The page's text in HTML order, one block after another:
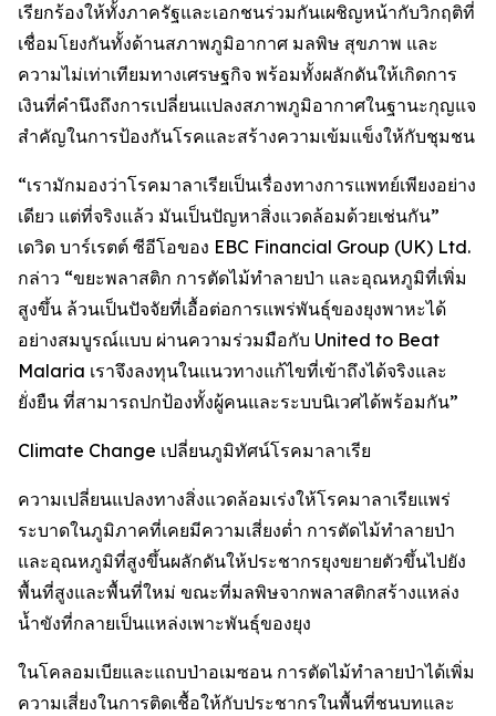
เรียกร้องให้ทั้งภาครัฐและเอกชนร่วมกันเผชิญหน้ากับวิกฤติที่
เชื่อมโยงกันทั้งด้านสภาพภูมิอากาศ มลพิษ สุขภาพ และ
ความไม่เท่าเทียมทางเศรษฐกิจ พร้อมทั้งผลักดันให้เกิดการ
เงินที่คำนึงถึงการเปลี่ยนแปลงสภาพภูมิอากาศในฐานะกุญแจ
สำคัญในการป้องกันโรคและสร้างความเข้มแข็งให้กับชุมชน
“เรามักมองว่าโรคมาลาเรียเป็นเรื่องทางการแพทย์เพียงอย่าง
เดียว แต่ที่จริงแล้ว มันเป็นปัญหาสิ่งแวดล้อมด้วยเช่นกัน”
เดวิด บาร์เรตต์ ซีอีโอของ EBC Financial Group (UK) Ltd.
กล่าว “ขยะพลาสติก การตัดไม้ทำลายป่า และอุณหภูมิที่เพิ่ม
สูงขึ้น ล้วนเป็นปัจจัยที่เอื้อต่อการแพร่พันธุ์ของยุงพาหะได้
อย่างสมบูรณ์แบบ ผ่านความร่วมมือกับ United to Beat
Malaria เราจึงลงทุนในแนวทางแก้ไขที่เข้าถึงได้จริงและ
ยั่งยืน ที่สามารถปกป้องทั้งผู้คนและระบบนิเวศได้พร้อมกัน”
Climate Change เปลี่ยนภูมิทัศน์โรคมาลาเรีย
ความเปลี่ยนแปลงทางสิ่งแวดล้อมเร่งให้โรคมาลาเรียแพร่
ระบาดในภูมิภาคที่เคยมีความเสี่ยงต่ำ การตัดไม้ทำลายป่า
และอุณหภูมิที่สูงขึ้นผลักดันให้ประชากรยุงขยายตัวขึ้นไปยัง
พื้นที่สูงและพื้นที่ใหม่ ขณะที่มลพิษจากพลาสติกสร้างแหล่ง
น้ำขังที่กลายเป็นแหล่งเพาะพันธุ์ของยุง
ในโคลอมเบียและแถบป่าอเมซอน การตัดไม้ทำลายป่าได้เพิ่ม
ความเสี่ยงในการติดเชื้อให้กับประชากรในพื้นที่ชนบทและ